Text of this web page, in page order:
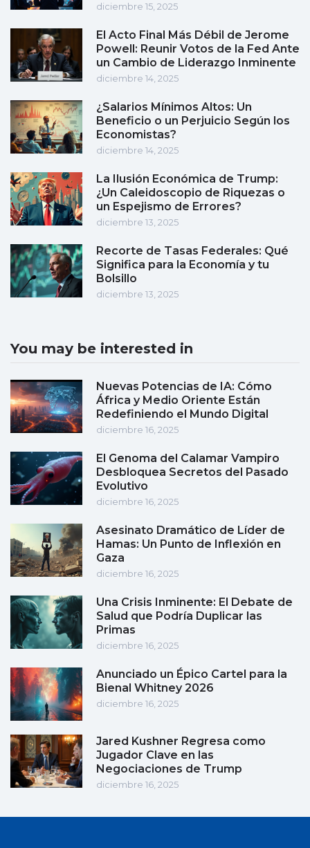
diciembre 15, 2025
El Acto Final Más Débil de Jerome
Powell: Reunir Votos de la Fed Ante
un Cambio de Liderazgo Inminente
diciembre 14, 2025
¿Salarios Mínimos Altos: Un
Beneficio o un Perjuicio Según los
Economistas?
diciembre 14, 2025
La Ilusión Económica de Trump:
¿Un Caleidoscopio de Riquezas o
un Espejismo de Errores?
diciembre 13, 2025
Recorte de Tasas Federales: Qué
Significa para la Economía y tu
Bolsillo
diciembre 13, 2025
You may be interested in
Nuevas Potencias de IA: Cómo
África y Medio Oriente Están
Redefiniendo el Mundo Digital
diciembre 16, 2025
El Genoma del Calamar Vampiro
Desbloquea Secretos del Pasado
Evolutivo
diciembre 16, 2025
Asesinato Dramático de Líder de
Hamas: Un Punto de Inflexión en
Gaza
diciembre 16, 2025
Una Crisis Inminente: El Debate de
Salud que Podría Duplicar las
Primas
diciembre 16, 2025
Anunciado un Épico Cartel para la
Bienal Whitney 2026
diciembre 16, 2025
Jared Kushner Regresa como
Jugador Clave en las
Negociaciones de Trump
diciembre 16, 2025